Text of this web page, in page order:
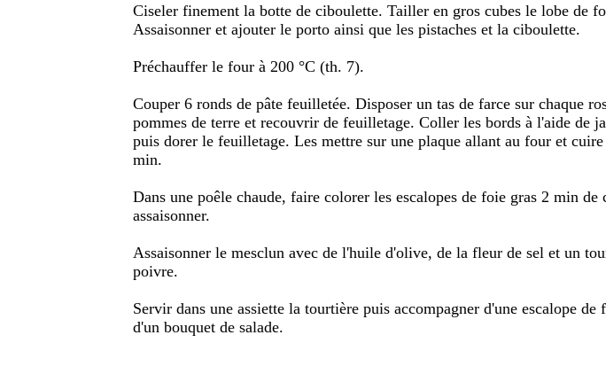
Ciseler finement la botte de ciboulette. Tailler en gros cubes le lobe de
Assaisonner et ajouter le porto ainsi que les pistaches et la ciboulette.
Préchauffer le four à 200 °C (th. 7).
Couper 6 ronds de pâte feuilletée. Disposer un tas de farce sur chaque
pommes de terre et recouvrir de feuilletage. Coller les bords à l'aide de
puis dorer le feuilletage. Les mettre sur une plaque allant au four et
min.
Dans une poêle chaude, faire colorer les escalopes de foie gras 2 min de
assaisonner.
Assaisonner le mesclun avec de l'huile d'olive, de la fleur de sel et un
poivre.
Servir dans une assiette la tourtière puis accompagner d'une escalope de
d'un bouquet de salade.